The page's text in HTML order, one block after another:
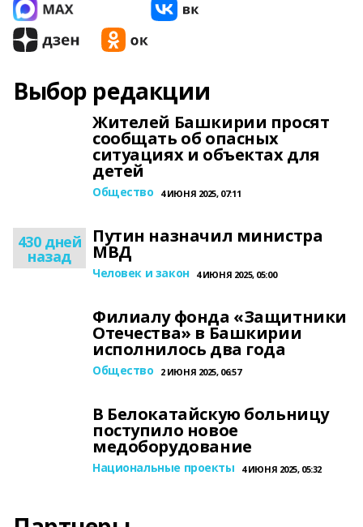
Выбор редакции
Жителей Башкирии просят
сообщать об опасных
ситуациях и объектах для
детей
Общество 4 ИЮНЯ 2025, 07:11
430 дней
назад
Путин назначил министра
МВД
Человек и закон 4 ИЮНЯ 2025, 05:00
Филиалу фонда «Защитники
Отечества» в Башкирии
исполнилось два года
Общество 2 ИЮНЯ 2025, 06:57
В Белокатайскую больницу
поступило новое
медоборудование
Национальные проекты 4 ИЮНЯ 2025, 05:32